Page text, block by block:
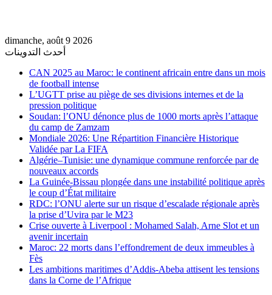
dimanche, août 9 2026
أحدث التدوينات
CAN 2025 au Maroc: le continent africain entre dans un mois
de football intense
L’UGTT prise au piège de ses divisions internes et de la
pression politique
Soudan: l’ONU dénonce plus de 1000 morts après l’attaque
du camp de Zamzam
Mondiale 2026: Une Répartition Financière Historique
Validée par La FIFA
Algérie–Tunisie: une dynamique commune renforcée par de
nouveaux accords
La Guinée-Bissau plongée dans une instabilité politique après
le coup d’État militaire
RDC: l’ONU alerte sur un risque d’escalade régionale après
la prise d’Uvira par le M23
Crise ouverte à Liverpool : Mohamed Salah, Arne Slot et un
avenir incertain
Maroc: 22 morts dans l’effondrement de deux immeubles à
Fès
Les ambitions maritimes d’Addis-Abeba attisent les tensions
dans la Corne de l’Afrique